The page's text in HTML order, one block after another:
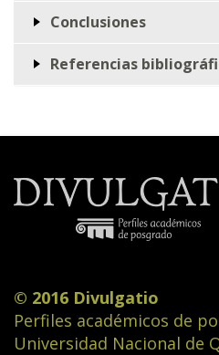
Conclusiones
Referencias
© 2016 Divulgatio
Perfiles académicos de
Universidad Nacional de